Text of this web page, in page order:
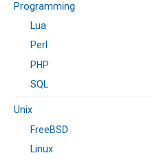
Programming
Lua
Perl
PHP
SQL
Unix
FreeBSD
Linux